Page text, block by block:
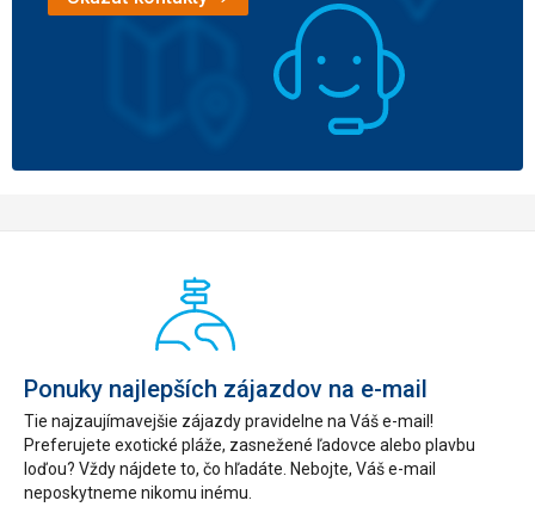
Ponuky najlepších zájazdov na e-mail
Tie najzaujímavejšie zájazdy pravidelne na Váš e-mail!
Preferujete exotické pláže, zasnežené ľadovce alebo plavbu
loďou? Vždy nájdete to, čo hľadáte. Nebojte, Váš e-mail
neposkytneme nikomu inému.